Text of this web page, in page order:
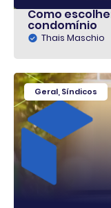
Como
condomínio
Thais Maschio
Geral Síndicos